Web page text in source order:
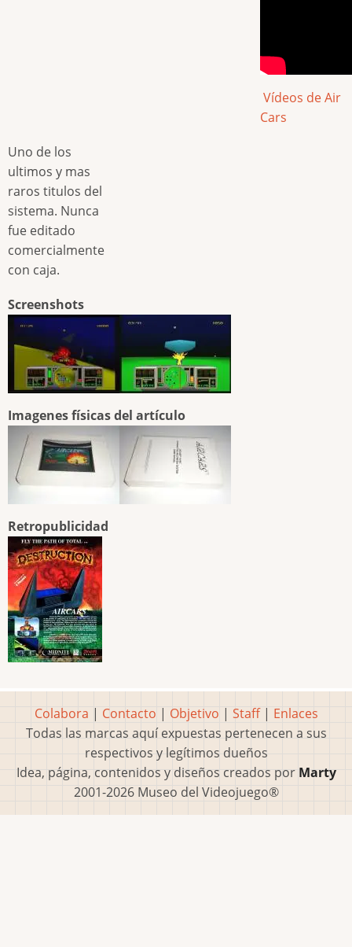
Vídeos de Air
Cars
Uno de los
ultimos y mas
raros titulos del
sistema. Nunca
fue editado
comercialmente
con caja.
Screenshots
Imagenes físicas del artículo
Retropublicidad
Colabora | Contacto | Objetivo | Staff| Enlaces
Todas las marcas aquí expuestas pertenecen a sus
respectivos y legítimos dueños
Idea, página, contenidos y diseños creados por Marty
2001-2026 Museo del Videojuego®